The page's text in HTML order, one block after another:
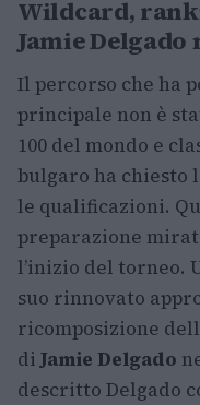
Wildcard,
Jamie Delgado
Il percorso che ha
principale non è
100 del mondo e
bulgaro ha chiesto
le qualificazioni.
preparazione
l’inizio del torneo.
suo rinnovato
ricomposizione
diJamie Delgado
descritto Delgado